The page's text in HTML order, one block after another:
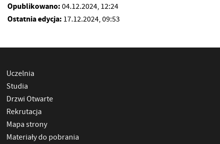
Opublikowano: 04.12.2024, 12:24
Ostatnia edycja: 17.12.2024, 09:53
Uczelnia
Studia
Drzwi Otwarte
Rekrutacja
Mapa strony
Materiały do pobrania